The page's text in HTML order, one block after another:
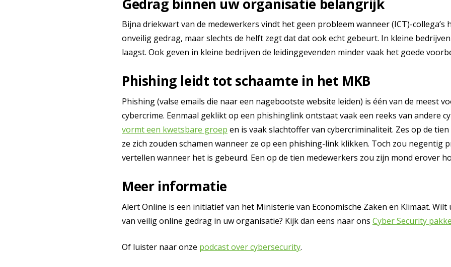
Gedrag binnen uw organisatie belangrijk
Bijna driekwart van de medewerkers vindt het geen probleem wanneer (ICT)-collega’s
onveilig gedrag, maar slechts de helft zegt dat dat ook echt gebeurt. In kleine
laagst. Ook geven in kleine bedrijven de leidinggevenden minder vaak het goede
Phishing leidt tot schaamte in het MKB
Phishing (valse emails die naar een nagebootste website leiden) is één van de meest
cybercrime. Eenmaal geklikt op een phishinglink ontstaat vaak een reeks van andere
vormt een kwetsbare groep en is vaak slachtoffer van cybercriminaliteit. Zes op de
ze zich zouden schamen wanneer ze op een phishing-link klikken. Toch zou negentig
vertellen wanneer het is gebeurd. Een op de tien medewerkers zou zijn mond erover
Meer informatie
Alert Online is een initiatief van het Ministerie van Economische Zaken en Klimaat. Wilt
van veilig online gedrag in uw organisatie? Kijk dan eens naar ons Cyber Security
Of luister naar onze podcast over cybersecurity.